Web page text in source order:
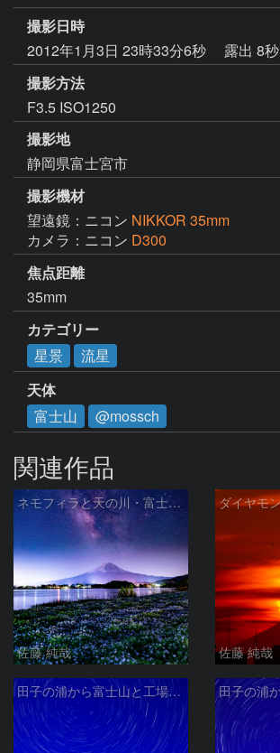
撮影日時
2012年1月3日 23時33分6秒
露出 8秒
撮影方法
F3.5 ISO1250
撮影地
静岡県富士宮市
撮影機材
望遠鏡：ニコン NIKKOR 35mm
カメラ：ニコン D300
焦点距離
35mm
カテゴリー
星景
流星
天体
富士山
@mossch
関連作品
ネモフィラと天の川・富士山 河口湖 大石公園で
佐藤 純哉 佐藤 純哉
田子の浦から富士山と工場夜景と北天の日周運動 静岡県富士市